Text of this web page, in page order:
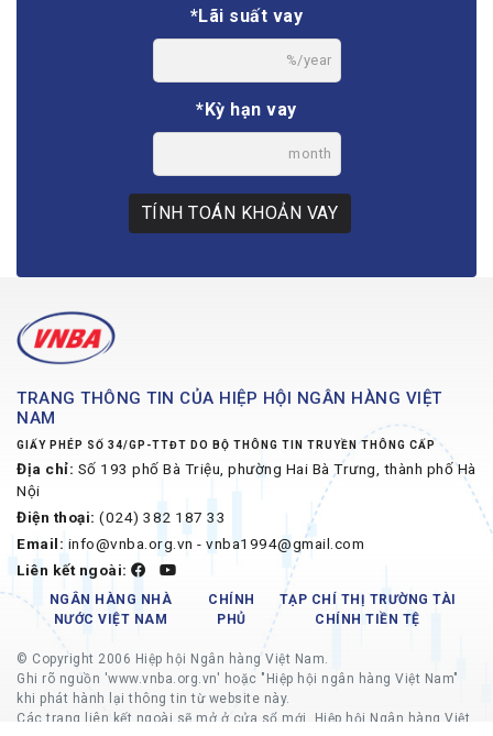
*Lãi suất vay
%/year
*Kỳ hạn vay
month
TÍNH TOÁN KHOẢN VAY
TRANG THÔNG TIN CỦA HIỆP HỘI NGÂN HÀNG VIỆT
NAM
GIẤY PHÉP SỐ 34/GP-TTĐT DO BỘ THÔNG TIN TRUYỀN THÔNG CẤP
Địa chỉ: Số 193 phố Bà Triệu, phường Hai Bà Trưng, thành phố Hà
Nội
Điện thoại: (024) 382 187 33
Email: info@vnba.org.vn - vnba1994@gmail.com
Liên kết ngoài:
NGÂN HÀNG NHÀ
NƯỚC VIỆT NAM
CHÍNH
PHỦ
TẠP CHÍ THỊ TRƯỜNG TÀI
CHÍNH TIỀN TỆ
© Copyright 2006 Hiệp hội Ngân hàng Việt Nam.
Ghi rõ nguồn 'www.vnba.org.vn' hoặc "Hiệp hội ngân hàng Việt Nam"
khi phát hành lại thông tin từ website này.
Các trang liên kết ngoài sẽ mở ở cửa sổ mới, Hiệp hội Ngân hàng Việt